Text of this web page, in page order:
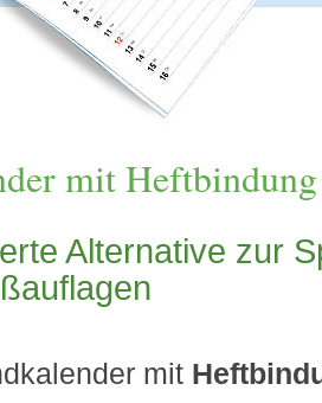
mit Heftbindung
Alternative zur
mit